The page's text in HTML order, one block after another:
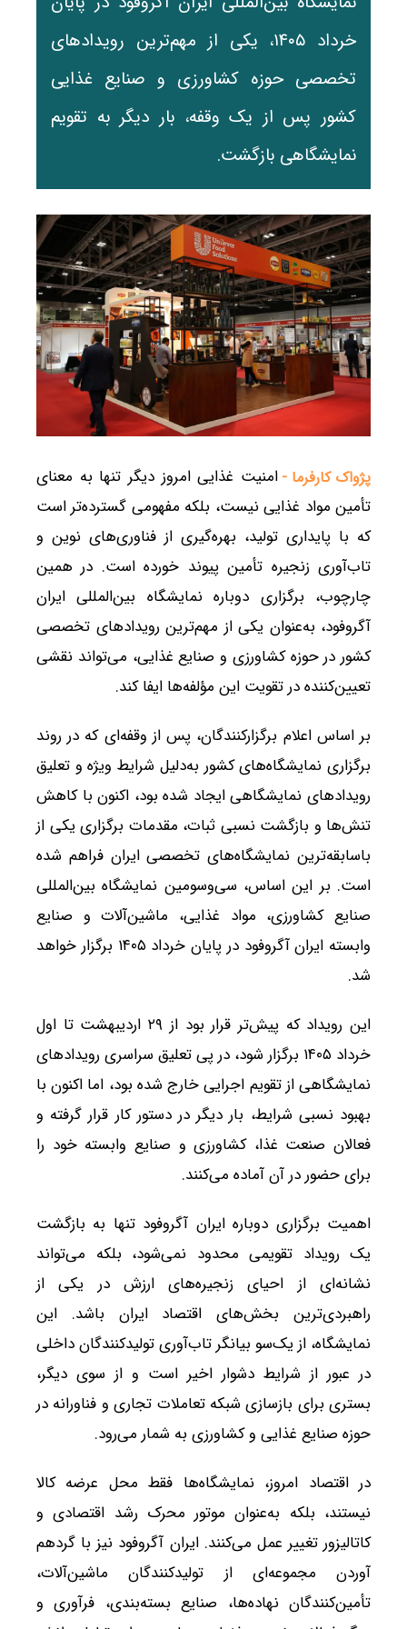
خرداد ۱۴۰۵، یکی از مهم‌ترین رویدادهای
تخصصی حوزه کشاورزی و صنایع غذایی
کشور پس از یک وقفه، بار دیگر به تقویم
نمایشگاهی بازگشت.
پژواک کارفرما - امنیت غذایی امروز دیگر تنها به معنای
تأمین مواد غذایی نیست، بلکه مفهومی گسترده‌تر است
که با پایداری تولید، بهره‌گیری از فناوری‌های نوین و
تاب‌آوری زنجیره تأمین پیوند خورده است. در همین
چارچوب، برگزاری دوباره نمایشگاه بین‌المللی ایران
آگروفود، به‌عنوان یکی از مهم‌ترین رویدادهای تخصصی
کشور در حوزه کشاورزی و صنایع غذایی، می‌تواند نقشی
تعیین‌کننده در تقویت این مؤلفه‌ها ایفا کند.
بر اساس اعلام برگزارکنندگان، پس از وقفه‌ای که در روند
برگزاری نمایشگاه‌های کشور به‌دلیل شرایط ویژه و تعلیق
رویدادهای نمایشگاهی ایجاد شده بود، اکنون با کاهش
تنش‌ها و بازگشت نسبی ثبات، مقدمات برگزاری یکی از
باسابقه‌ترین نمایشگاه‌های تخصصی ایران فراهم شده
است. بر این اساس، سی‌وسومین نمایشگاه بین‌المللی
صنایع کشاورزی، مواد غذایی، ماشین‌آلات و صنایع
وابسته ایران آگروفود در پایان خرداد ۱۴۰۵ برگزار خواهد
شد.
این رویداد که پیش‌تر قرار بود از ۲۹ اردیبهشت تا اول
خرداد ۱۴۰۵ برگزار شود، در پی تعلیق سراسری رویدادهای
نمایشگاهی از تقویم اجرایی خارج شده بود، اما اکنون با
بهبود نسبی شرایط، بار دیگر در دستور کار قرار گرفته و
فعالان صنعت غذا، کشاورزی و صنایع وابسته خود را
برای حضور در آن آماده می‌کنند.
اهمیت برگزاری دوباره ایران آگروفود تنها به بازگشت
یک رویداد تقویمی محدود نمی‌شود، بلکه می‌تواند
نشانه‌ای از احیای زنجیره‌های ارزش در یکی از
راهبردی‌ترین بخش‌های اقتصاد ایران باشد. این
نمایشگاه، از یک‌سو بیانگر تاب‌آوری تولیدکنندگان داخلی
در عبور از شرایط دشوار اخیر است و از سوی دیگر،
بستری برای بازسازی شبکه تعاملات تجاری و فناورانه در
حوزه صنایع غذایی و کشاورزی به شمار می‌رود.
در اقتصاد امروز، نمایشگاه‌ها فقط محل عرضه کالا
نیستند، بلکه به‌عنوان موتور محرک رشد اقتصادی و
کاتالیزور تغییر عمل می‌کنند. ایران آگروفود نیز با گردهم
آوردن مجموعه‌ای از تولیدکنندگان ماشین‌آلات،
تأمین‌کنندگان نهاده‌ها، صنایع بسته‌بندی، فرآوری و